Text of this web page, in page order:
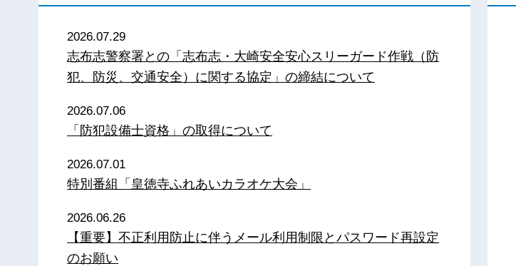
2026.07.29
志布志警察署との「志布志・大崎安全安心スリーガード作戦（防
犯、防災、交通安全）に関する協定」の締結について
2026.07.06
「防犯設備士資格」の取得について
2026.07.01
特別番組「皇徳寺ふれあいカラオケ大会」
2026.06.26
【重要】不正利用防止に伴うメール利用制限とパスワード再設定
のお願い